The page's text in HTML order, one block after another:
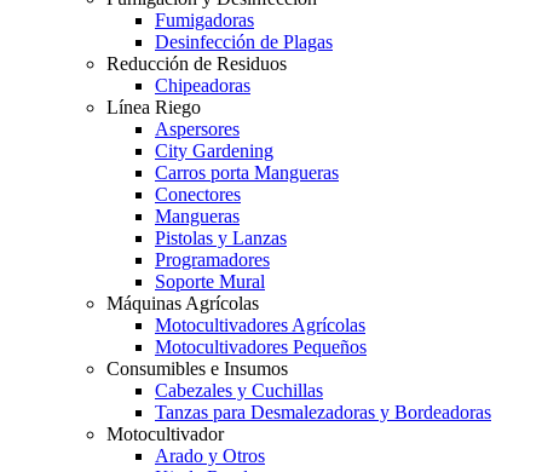
Fumigadoras
Desinfección de Plagas
Reducción de Residuos
Chipeadoras
Línea Riego
Aspersores
City Gardening
Carros porta Mangueras
Conectores
Mangueras
Pistolas y Lanzas
Programadores
Soporte Mural
Máquinas Agrícolas
Motocultivadores Agrícolas
Motocultivadores Pequeños
Consumibles e Insumos
Cabezales y Cuchillas
Tanzas para Desmalezadoras y Bordeadoras
Motocultivador
Arado y Otros